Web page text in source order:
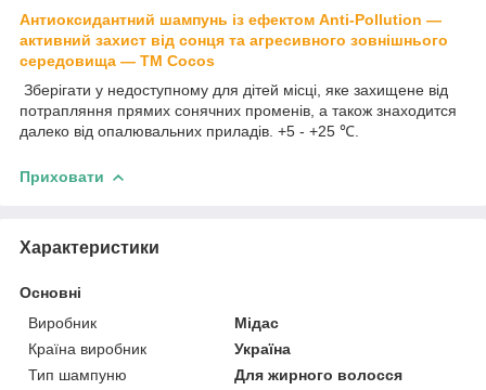
Антиоксидантний шампунь із ефектом Anti-Pollution —
активний захист від сонця та агресивного зовнішнього
середовища — ТМ Cocos
Зберігати у недоступному для дітей місці, яке захищене від
потрапляння прямих сонячних променів, а також знаходится
далеко від опалювальних приладів. +5 - +25 ℃.
Приховати
Характеристики
Основні
Виробник
Мідас
Країна виробник
Україна
Тип шампуню
Для жирного волосся